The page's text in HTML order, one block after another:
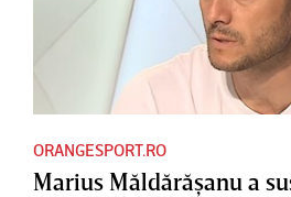
ORANGESPORT.RO
Marius Măldărăşanu a